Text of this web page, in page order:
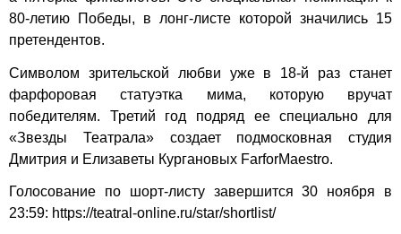
80-летию Победы, в лонг-листе которой значились 15
претендентов.
Символом зрительской любви уже в 18-й раз станет
фарфоровая статуэтка мима, которую вручат
победителям. Третий год подряд ее специально для
«Звезды Театрала» создает подмосковная студия
Дмитрия и Елизаветы Кургановых FarforMaestro.
Голосование по шорт-листу завершится 30 ноября в
23:59: https://teatral-online.ru/star/shortlist/